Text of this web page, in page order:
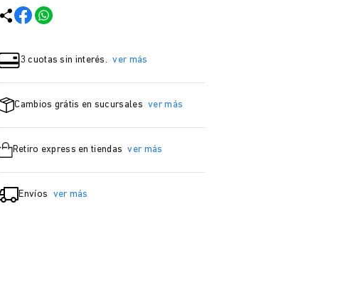
3 cuotas sin interés. ver más
Cambios grátis en sucursales ver más
Retiro express en tiendas ver más
Envíos ver más